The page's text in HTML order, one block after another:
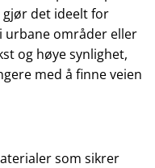
gjør det ideelt for
urbane områder eller
og høye synlighet,
med å finne veien
som sikrer